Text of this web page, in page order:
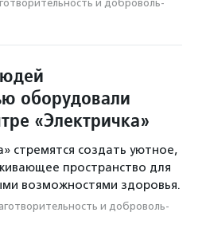
и доброволь­
оборудовали
«Электричка»
стремятся создать уютное,
пространство для
возможностями здоровья.
и доброволь­